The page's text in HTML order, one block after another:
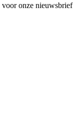
onze nieuwsbrief